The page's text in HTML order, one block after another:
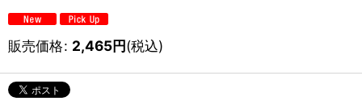
販売価格: 2,465円(税込)